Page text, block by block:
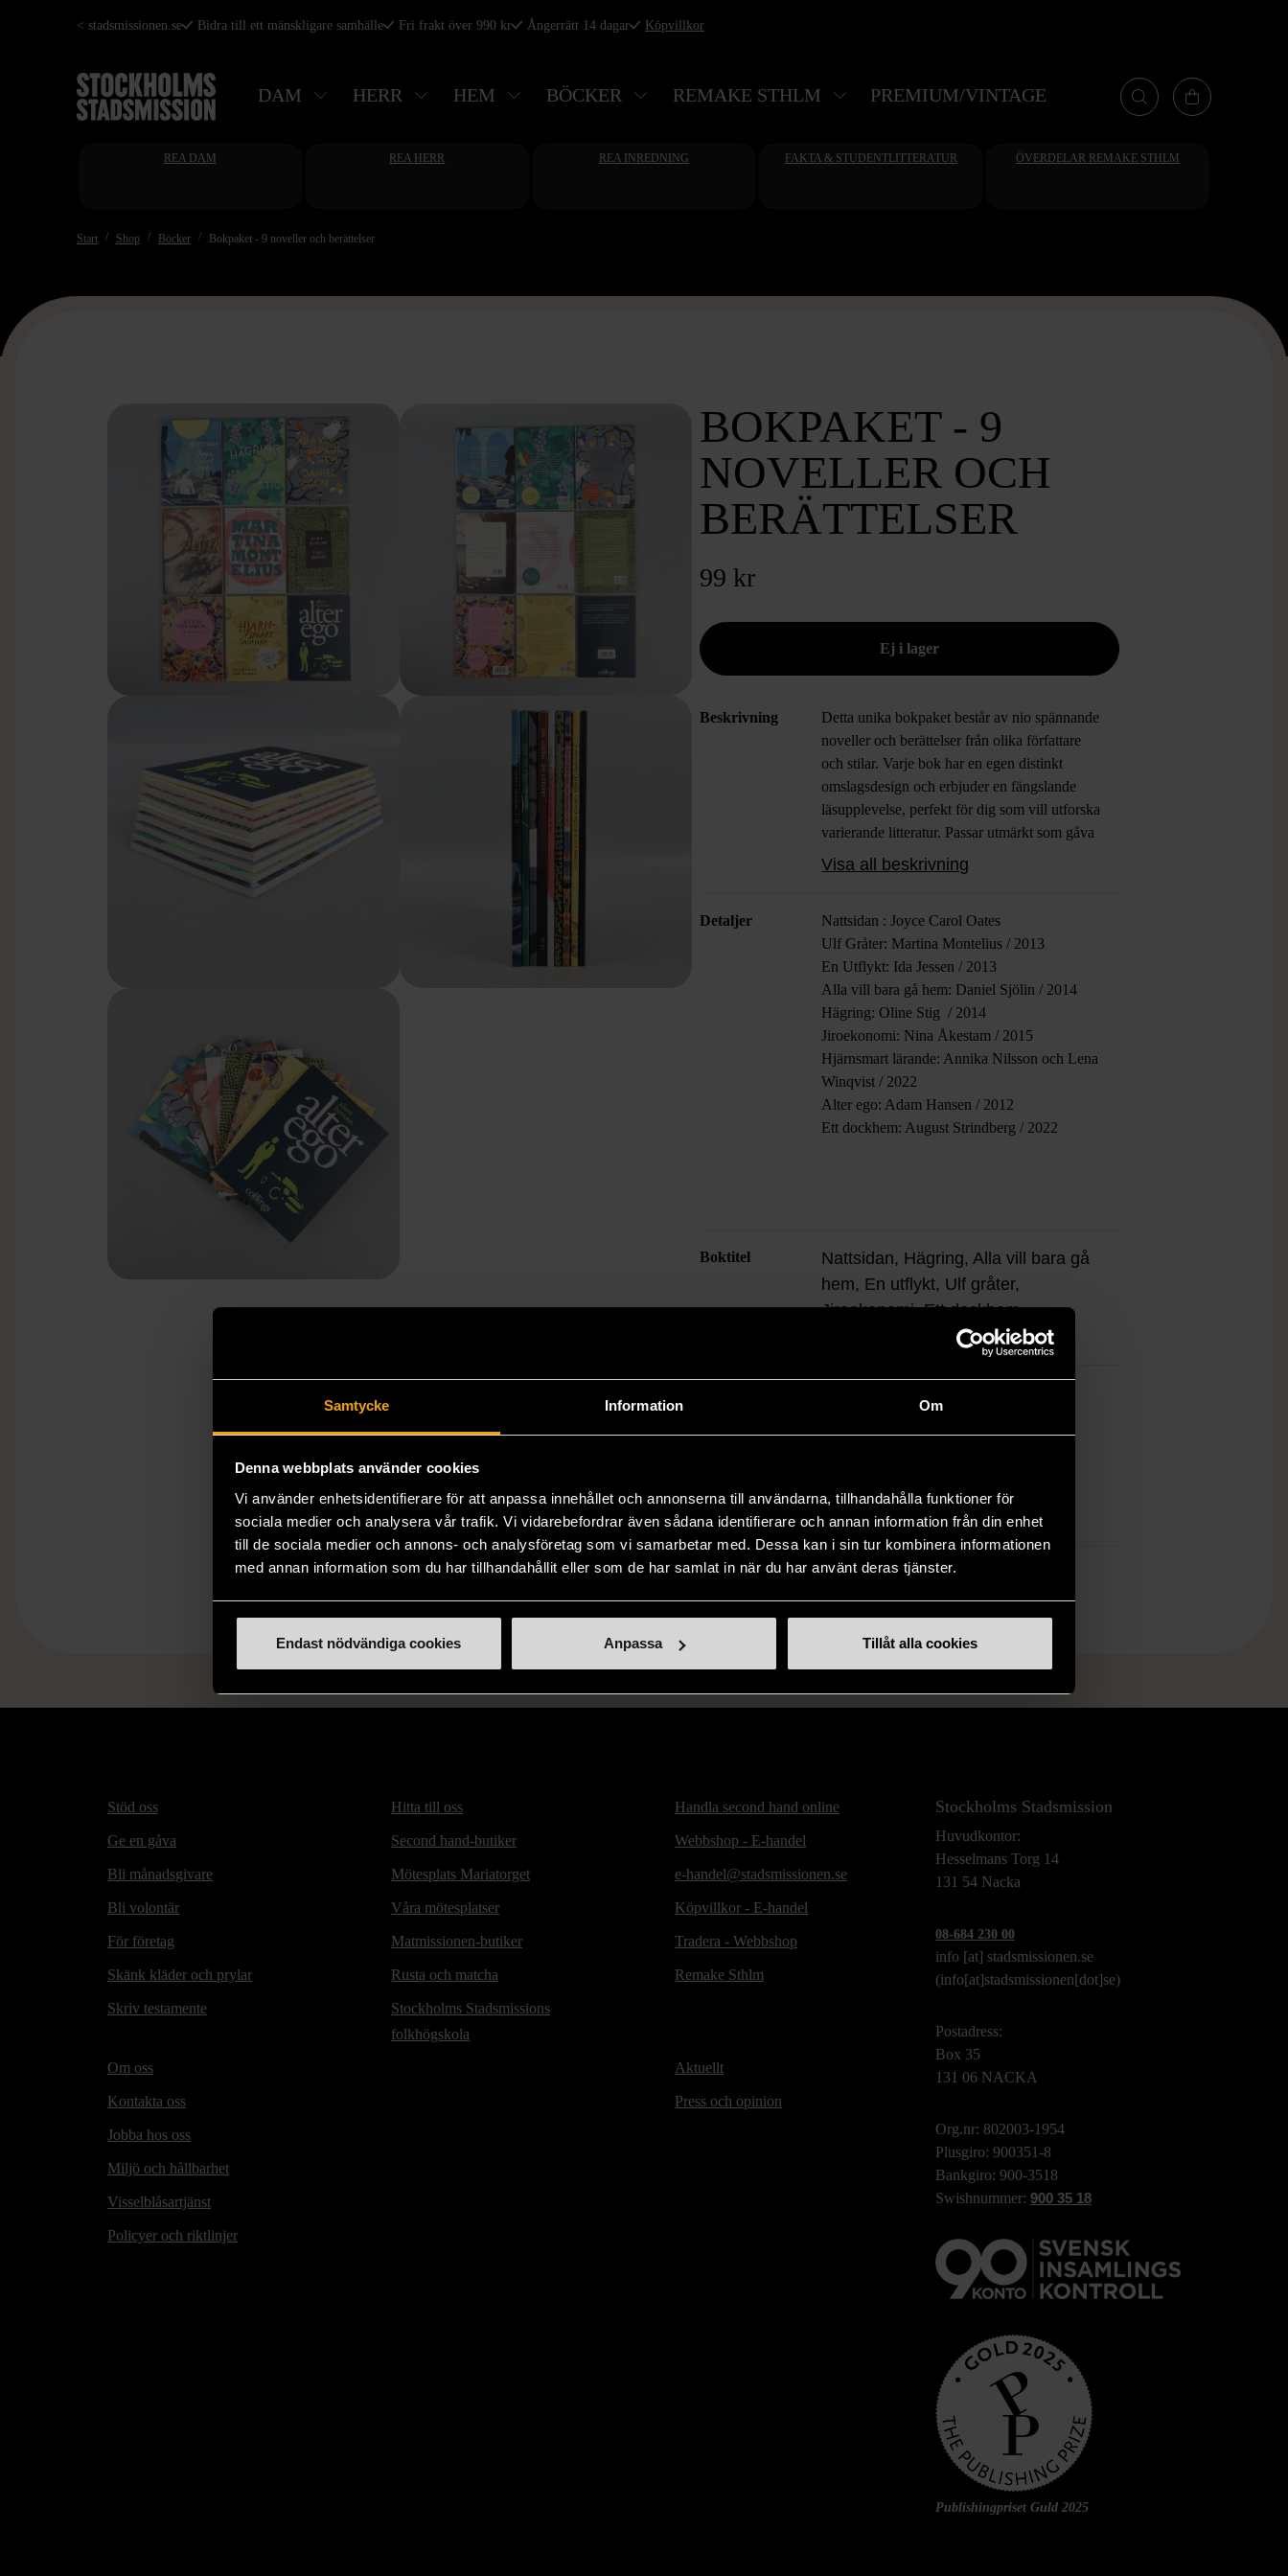
Samtycke Information Om
Denna webbplats använder cookies
Vi använder enhetsidentifierare för att anpassa innehållet och annonserna till användarna, tillhandahålla funktioner för
sociala medier och analysera vår trafik. Vi vidarebefordrar även sådana identifierare och annan information från din enhet
till de sociala medier och annons- och analysföretag som vi samarbetar med. Dessa kan i sin tur kombinera informationen
med annan information som du har tillhandahållit eller som de har samlat in när du har använt deras tjänster.
Endast nödvändiga cookies Anpassa Tillåt alla cookies
Hoppa
huvudinnehåll
< stadsmissionen.se Bidra till ett mänskligare samhälle Fri frakt över 990 kr Ångerrätt 14 dagar Köpvillkor
DAM HERR HEM BÖCKER REMAKE STHLM PREMIUM/VINTAGE
REA DAM REA HERR REA INREDNING FAKTA & STUDENTLITTERATUR ÖVERDELAR REMAKE STHLM
Start Shop Böcker Bokpaket - 9 noveller och berättelser
BOKPAKET - 9
NOVELLER OCH
BERÄTTELSER
99 kr
Beskrivning
Detta unika bokpaket består av nio spännande
noveller och berättelser från olika författare
och stilar. Varje bok har en egen distinkt
omslagsdesign och erbjuder en fängslande
läsupplevelse, perfekt för dig som vill utforska
varierande litteratur. Passar utmärkt som gåva
eller för att utöka din samling av mångsidiga
Visa all beskrivning
Detaljer
Nattsidan : Joyce Carol Oates
Ulf Gråter: Martina Montelius / 2013
En Utflykt: Ida Jessen / 2013
Alla vill bara gå hem: Daniel Sjölin / 2014
Hägring: Oline Stig / 2014
Jiroekonomi: Nina Åkestam / 2015
Hjärnsmart lärande: Annika Nilsson och Lena
Winqvist / 2022
Alter ego: Adam Hansen / 2012
Ett dockhem: August Strindberg / 2022
Boktitel
Nattsidan, Hägring, Alla vill bara gå
hem, En utflykt, Ulf gråter,
Jiroekonomi, Ett dockhem,
Hjärnsmart lärande, Alter ego
Produkten är sparsamt använd, är av fin
Läs mer om hur vi bedömer
Stöd oss
Ge en gåva
Bli månadsgivare
Bli volontär
För företag
Skänk kläder och prylar
Skriv testamente
Hitta till oss
Second hand-butiker
Mötesplats Mariatorget
Våra mötesplatser
Matmissionen-butiker
Rusta och matcha
Stockholms Stadsmissions
folkhögskola
Handla second hand online
Webbshop - E-handel
e-handel@stadsmissionen.se
Köpvillkor - E-handel
Tradera - Webbshop
Remake Sthlm
Om oss
Kontakta oss
Jobba hos oss
Miljö och hållbarhet
Visselblåsartjänst
Policyer och riktlinjer
Aktuellt
Press och opinion
Stockholms Stadsmission
Huvudkontor:
Hesselmans Torg 14
131 54 Nacka
08-684 230 00
info [at] stadsmissionen.se
(info[at]stadsmissionen[dot]se)
Postadress:
Box 35
131 06 NACKA
Org.nr: 802003-1954
Plusgiro: 900351-8
Bankgiro: 900-3518
Swishnummer: 900 35 18
Publishingpriset Guld 2025